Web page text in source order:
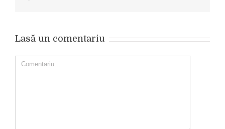
Lasă un comentariu
Comment